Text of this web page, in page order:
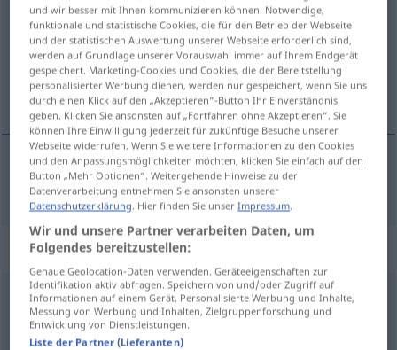
Übersicht aller Übersetzungen
(Für mehr Details die Übersetzung anklicken/antippen)
teatralsk
teatralsk theatralisch
Synonyme für "theatralisch"
gefühlsbetont (Hauptform),gekünstelt,schmalzig
sentimental,kitschig,melodramatisch
und wir besser mit Ihnen kommunizieren können. Notwendige,
funktionale und statistische Cookies, die für den Betrieb der Webseite
und der statistischen Auswertung unserer Webseite erforderlich sind,
werden auf Grundlage unserer Vorauswahl immer auf Ihrem Endgerät
gespeichert. Marketing-Cookies und Cookies, die der Bereitstellung
personalisierter Werbung dienen, werden nur gespeichert, wenn Sie uns
durch einen Klick auf den „Akzeptieren“-Button Ihr Einverständnis
geben. Klicken Sie ansonsten auf „Fortfahren ohne Akzeptieren“. Sie
können Ihre Einwilligung jederzeit für zukünftige Besuche unserer
Webseite widerrufen. Wenn Sie weitere Informationen zu den Cookies
und den Anpassungsmöglichkeiten möchten, klicken Sie einfach auf den
Button „Mehr Optionen“. Weitergehende Hinweise zu der
Datenverarbeitung entnehmen Sie ansonsten unserer
Datenschutzerklärung. Hier finden Sie unserImpressum.
Wir und unsere Partner verarbeiten Daten, um
Folgendes bereitzustellen:
Genaue Geolocation-Daten verwenden. Geräteeigenschaften zur
Identifikation aktiv abfragen. Speichern von und/oder Zugriff auf
Informationen auf einem Gerät. Personalisierte Werbung und Inhalte,
Messung von Werbung und Inhalten, Zielgruppenforschung und
Entwicklung von Dienstleistungen.
Liste der Partner (Lieferanten)